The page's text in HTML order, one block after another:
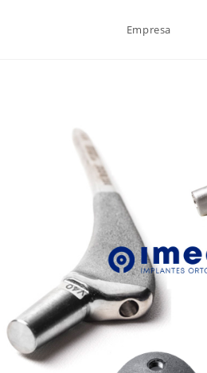
Empresa